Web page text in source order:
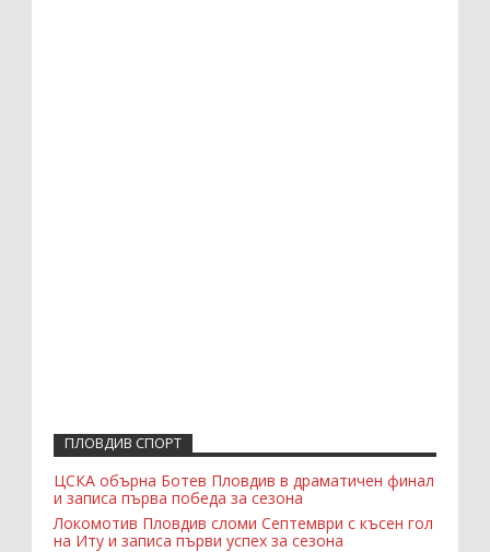
ПЛОВДИВ СПОРТ
ЦСКА обърна Ботев Пловдив в драматичен финал
и записа първа победа за сезона
Локомотив Пловдив сломи Септември с късен гол
на Иту и записа първи успех за сезона